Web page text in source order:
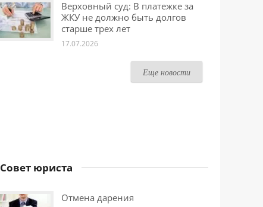
Верховный суд: В платежке за
ЖКУ не должно быть долгов
старше трех лет
17.07.2026
Еще новости
Совет юриста
Отмена дарения